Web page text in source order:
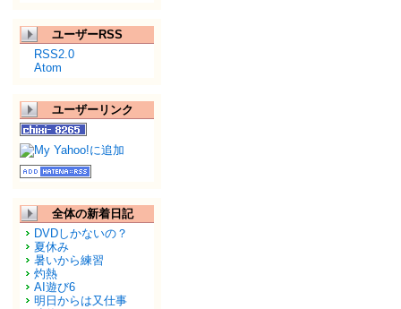
ユーザーRSS
RSS2.0
Atom
ユーザーリンク
全体の新着日記
DVDしかないの？
夏休み
暑いから練習
灼熱
AI遊び6
明日からは又仕事